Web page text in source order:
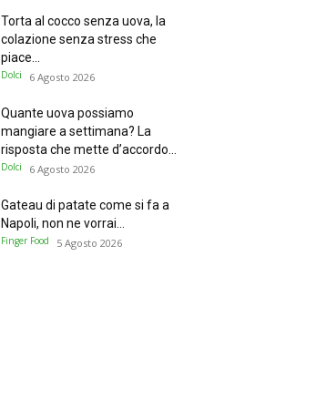
Torta al cocco senza uova, la
colazione senza stress che
piace...
Dolci 6 Agosto 2026
Quante uova possiamo
mangiare a settimana? La
risposta che mette d’accordo...
Dolci 6 Agosto 2026
Gateau di patate come si fa a
Napoli, non ne vorrai...
Finger Food 5 Agosto 2026